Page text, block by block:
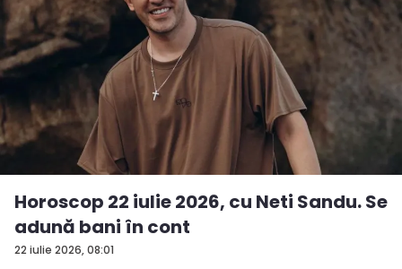
22 iulie 2026, 08:01
Horoscop 22 iulie 2026, cu Neti Sandu. Se
adună bani în cont